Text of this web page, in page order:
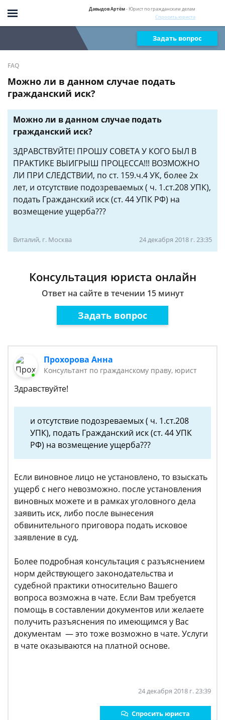
Давыдов Артём- Юрист по гражданским делам
Спросить юриста
Задать вопрос
FAQ
Можно ли в данном случае подать
гражданский иск?
Можно ли в данном случае подать
гражданский иск?
ЗДРАВСТВУЙТЕ! ПРОШУ СОВЕТА У КОГО БЫЛ В
ПРАКТИКЕ ВЫИГРЫШ ПРОЦЕССА!!! ВОЗМОЖНО
ЛИ ПРИ СЛЕДСТВИИ, по ст. 159.ч.4 УК, более 2х
лет, и отсутствие подозреваемых ( ч. 1.ст.208 УПК),
подать Гражданский иск (ст. 44 УПК РФ) на
возмещение ущерба???
Виталий, г. Москва 24 декабря 2018 г. 23:35
Консультация юриста онлайн
Ответ на сайте в течении 15 минут
Задать вопрос
Прохорова Анна
Консультант по гражданскому праву, юрист
Здравствуйте!
и отсутствие подозреваемых ( ч. 1.ст.208
УПК), подать Гражданский иск (ст. 44 УПК
РФ) на возмещение ущерба???
Если виновное лицо не установлено, то взыскать
ущерб с него невозможно. после установления
виновных можете и в рамках уголовного дела
заявить иск, либо после вынесения
обвинительного приговора подать исковое
заявление в суд.
Более подробная консультация с разъяснением
норм действующего законодательства и
судебной практики относительно Вашего
вопроса возможна в чате. Если Вам требуется
помощь в составлении документов или желаете
получить разъяснения по имеющимся у Вас
документам — это тоже возможно в чате. Услуги
в чате оказываются на платной основе.
24 декабря 2018 г. 23:39
Спросить юриста